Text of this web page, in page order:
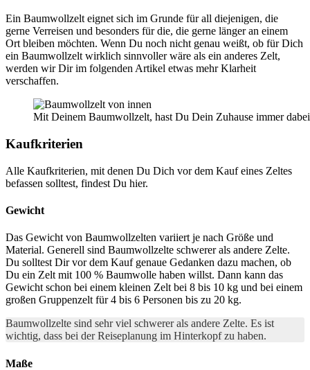
Ein Baumwollzelt eignet sich im Grunde für all diejenigen, die
gerne Verreisen und besonders für die, die gerne länger an einem
Ort bleiben möchten. Wenn Du noch nicht genau weißt, ob für Dich
ein Baumwollzelt wirklich sinnvoller wäre als ein anderes Zelt,
werden wir Dir im folgenden Artikel etwas mehr Klarheit
verschaffen.
Mit Deinem Baumwollzelt, hast Du Dein Zuhause immer
Kaufkriterien
Alle Kaufkriterien, mit denen Du Dich vor dem Kauf eines Zeltes
befassen solltest, findest Du hier.
Gewicht
Das Gewicht von Baumwollzelten variiert je nach Größe und
Material. Generell sind Baumwollzelte schwerer als andere Zelte.
Du solltest Dir vor dem Kauf genaue Gedanken dazu machen, ob
Du ein Zelt mit 100 % Baumwolle haben willst. Dann kann das
Gewicht schon bei einem kleinen Zelt bei 8 bis 10 kg und bei einem
großen Gruppenzelt für 4 bis 6 Personen bis zu 20 kg.
Baumwollzelte sind sehr viel schwerer als andere Zelte. Es ist
wichtig, dass bei der Reiseplanung im Hinterkopf zu haben.
Maße